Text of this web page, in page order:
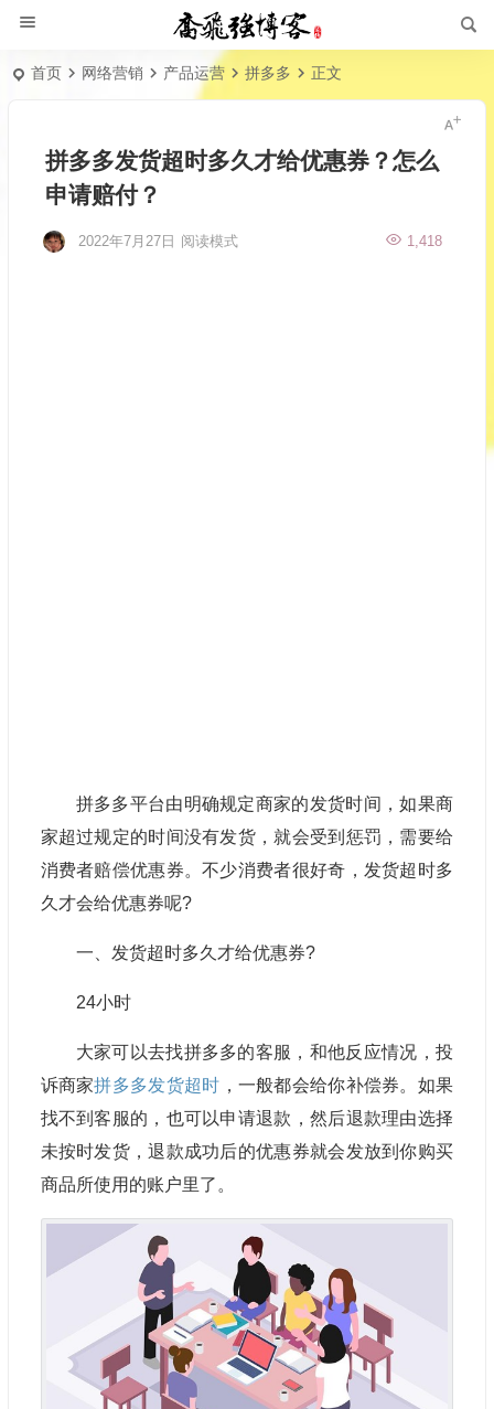
首页 网络营销 产品运营 拼多多 正文
拼多多发货超时多久才给优惠券？怎么
申请赔付？
2022年7月27日 1,418
阅读模式
拼多多平台由明确规定商家的发货时间，如果商
家超过规定的时间没有发货，就会受到惩罚，需要给
消费者赔偿优惠券。不少消费者很好奇，发货超时多
久才会给优惠券呢?
一、发货超时多久才给优惠券?
24小时
大家可以去找拼多多的客服，和他反应情况，投
诉商家拼多多发货超时 ，一般都会给你补偿券。如果
找不到客服的，也可以申请退款，然后退款理由选择
未按时发货，退款成功后的优惠券就会发放到你购买
商品所使用的账户里了。